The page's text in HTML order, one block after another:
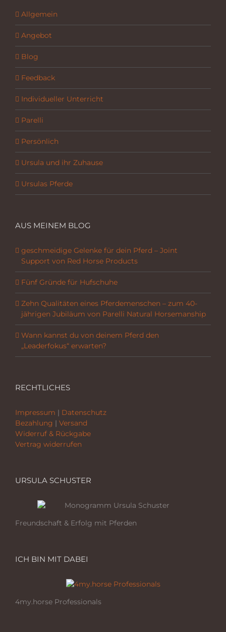
Allgemein
Angebot
Blog
Feedback
Individueller Unterricht
Parelli
Persönlich
Ursula und ihr Zuhause
Ursulas Pferde
AUS MEINEM BLOG
geschmeidige Gelenke für dein Pferd – Joint
Support von Red Horse Products
Fünf Gründe für Hufschuhe
Zehn Qualitäten eines Pferdemenschen – zum 40-
jährigen Jubiläum von Parelli Natural Horsemanship
Wann kannst du von deinem Pferd den
„Leaderfokus“ erwarten?
RECHTLICHES
Impressum | Datenschutz
Bezahlung | Versand
Widerruf & Rückgabe
Vertrag widerrufen
URSULA SCHUSTER
Freundschaft & Erfolg mit Pferden
ICH BIN MIT DABEI
4my.horse Professionals